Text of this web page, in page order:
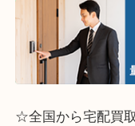
↓パソコンでご
って下さい↓